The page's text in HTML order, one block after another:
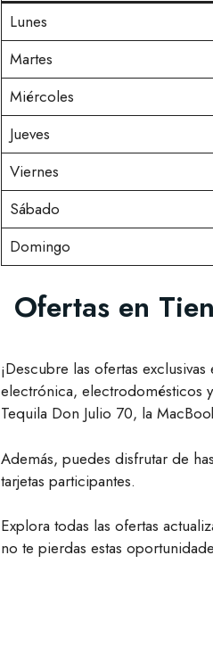
Lunes
Martes
Miércoles
Jueves
Viernes
Sábado
Domingo
Ofertas en
¡Descubre las ofertas
electrónica, electrodomésticos
Tequila Don Julio 70, la
Además, puedes disfrutar de
tarjetas participantes.
Explora todas las ofertas
no te pierdas estas